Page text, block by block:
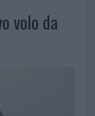
volo da